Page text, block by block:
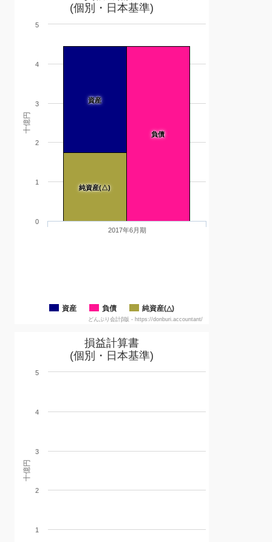
十億円
(個別・日本基準)
資産
負債
純資産(△)
資産 負債 純資産(△)
2017年6月期
0
1
2
3
4
5
どんぶり会計β版 - https://donburi.accountant/
十億円
損益計算書
(個別・日本基準)
1
2
3
4
5